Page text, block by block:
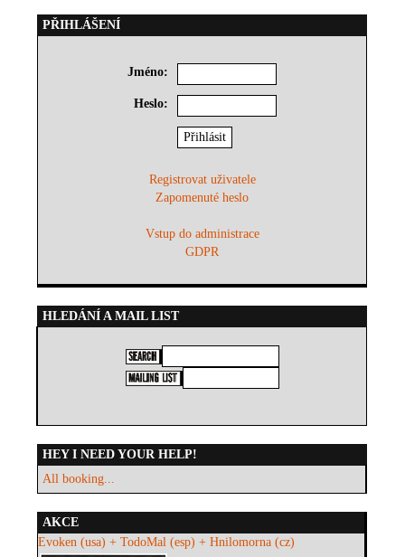
PŘIHLÁŠENÍ
Jméno:
Heslo:
Registrovat uživatele
Zapomenuté heslo
Vstup do administrace
GDPR
HLEDÁNÍ A MAIL LIST
HEY I NEED YOUR HELP!
All booking...
AKCE
Evoken (usa) + TodoMal (esp) + Hnilomorna (cz)